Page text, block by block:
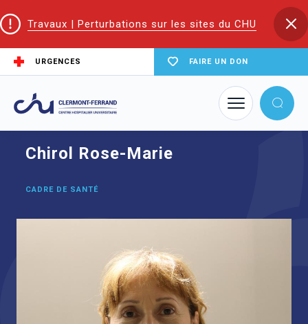
Travaux | Perturbations sur les sites du CHU
URGENCES FAIRE UN DON
Accueil
Chirurgie vasculaire et endovasculaire
Chirol Rose-Marie
Chirol Rose-Marie
CADRE DE SANTÉ